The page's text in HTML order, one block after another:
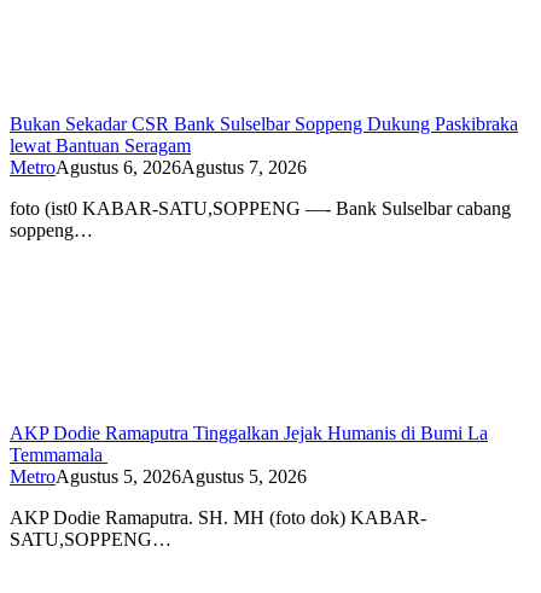
Bukan Sekadar CSR Bank Sulselbar Soppeng Dukung Paskibraka
lewat Bantuan Seragam
MetroAgustus 6, 2026Agustus 7, 2026
foto (ist0 KABAR-SATU,SOPPENG —- Bank Sulselbar cabang
soppeng…
AKP Dodie Ramaputra Tinggalkan Jejak Humanis di Bumi La
Temmamala
MetroAgustus 5, 2026Agustus 5, 2026
AKP Dodie Ramaputra. SH. MH (foto dok) KABAR-
SATU,SOPPENG…